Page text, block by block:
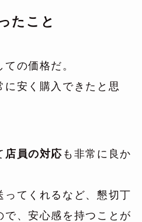
たこと
の価格だ。
に安く購入できたと思
店員の対応 も非常に良か
ってくれるなど、懇切丁
で、安心感を持つことが